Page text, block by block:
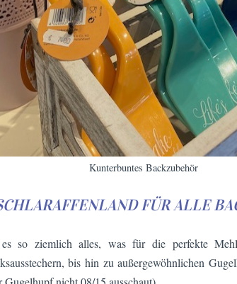
Kunterbuntes Backzubehör
FÜR ALLE
so ziemlich alles, was für die perfekte
bis hin zu außergewöhnlichen